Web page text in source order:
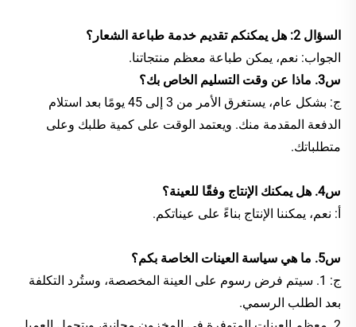
السؤال 2: هل يمكنكم تقديم خدمة طباعة الشعار؟
الجواب: نعم، يمكن طباعة معظم منتجاتنا.
س3. ماذا عن وقت التسليم الخاص بك؟
الدفعة المقدمة منك. ويعتمد الوقت على كمية طلبك وعلى
متطلباتك.
س4. هل يمكنك الإنتاج وفقًا للعينة؟
أ: نعم، يمكننا الإنتاج بناءً على عيناتكم.
س5. ما هي سياسة العينات الخاصة بكم؟
بعد الطلب الرسمي.